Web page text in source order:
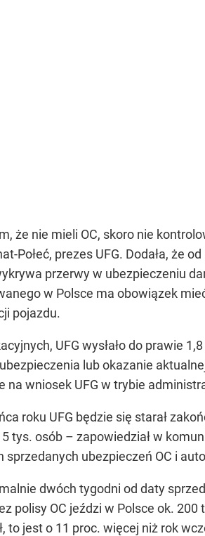
że nie mieli OC, skoro nie
Połeć, prezes UFG. Dodała, że
przerwy w ubezpieczeniu
w Polsce ma obowiązek
pojazdu.
UFG wysłało do prawie
lub okazanie
wniosek UFG w trybie
roku UFG będzie się starał
tys. osób – zapowiedział w
ubezpieczeń OC i
dwóch tygodni od daty
polisy OC jeździ w Polsce ok.
to jest o 11 proc. więcej niż rok